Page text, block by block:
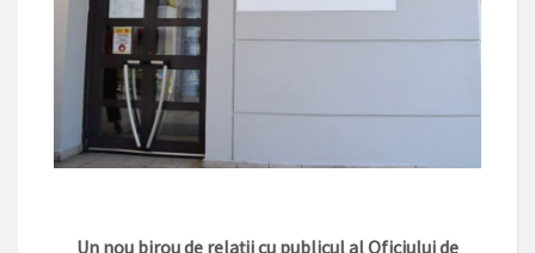
Un nou birou de relații cu publicul al Oficiului de